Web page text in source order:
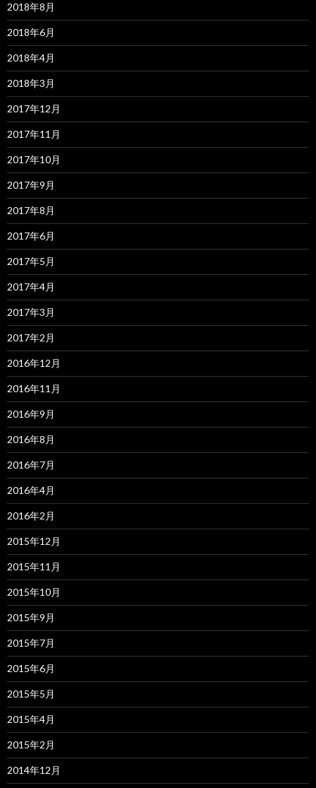
2018年8月
2018年6月
2018年4月
2018年3月
2017年12月
2017年11月
2017年10月
2017年9月
2017年8月
2017年6月
2017年5月
2017年4月
2017年3月
2017年2月
2016年12月
2016年11月
2016年9月
2016年8月
2016年7月
2016年4月
2016年2月
2015年12月
2015年11月
2015年10月
2015年9月
2015年7月
2015年6月
2015年5月
2015年4月
2015年2月
2014年12月